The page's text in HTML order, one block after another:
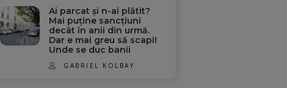
Ai parcat și n-ai plătit?
Mai puține sancțiuni
decât în anii din urmă.
Dar e mai greu să scapi!
Unde se duc banii
GABRIEL KOLBAY